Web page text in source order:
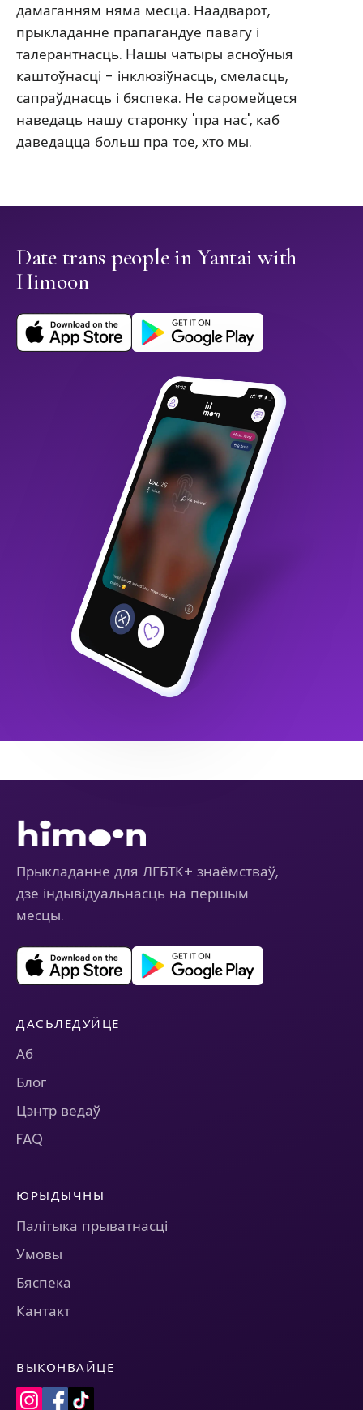
дамаганням няма месца. Наадварот,
прыкладанне прапагандуе павагу і
талерантнасць. Нашы чатыры асноўныя
каштоўнасці - інклюзіўнасць, смеласць,
сапраўднасць і бяспека. Не саромейцеся
наведаць нашу старонку 'пра нас', каб
даведацца больш пра тое, хто мы.
Date trans people in Yantai with
Himoon
Прыкладанне для ЛГБТК+ знаёмстваў,
дзе індывідуальнасць на першым
месцы.
ДАСЬЛЕДУЙЦЕ
Аб
Блог
Цэнтр ведаў
FAQ
ЮРЫДЫЧНЫ
Палітыка прыватнасці
Умовы
Бяспека
Кантакт
ВЫКОНВАЙЦЕ